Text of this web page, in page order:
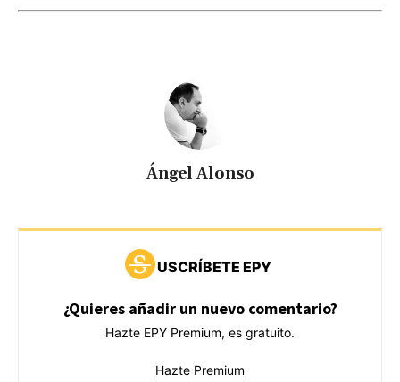
Ángel Alonso
USCRÍBETE EPY
¿Quieres añadir un nuevo comentario?
Hazte EPY Premium, es gratuito.
Hazte Premium